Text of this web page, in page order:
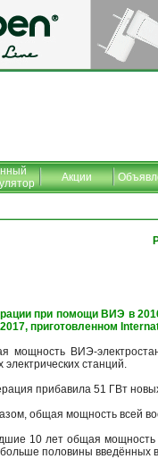
Акции
при помощи ВИЭ в
приготовленном
мощность ВИЭ-
электрических станций.
прибавила 51 ГВт
общая мощность всей
10 лет общая мощность
больше половины